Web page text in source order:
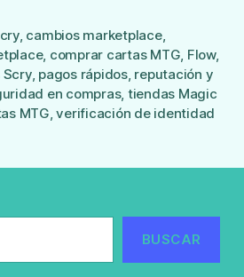
, cambios marketplace,
, comprar cartas MTG, Flow,
Scry, pagos rápidos, reputación y
en compras, tiendas Magic
MTG,verificación de identidad
BUSCAR